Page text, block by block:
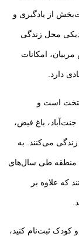
از یادگیری و
محل زندگی
امکانات
دارد.
است و
باغ فیض،
می‌کنند. به
منطقه طی سال‌های
که علاوه بر
کودک ثبت‌نام کنید،